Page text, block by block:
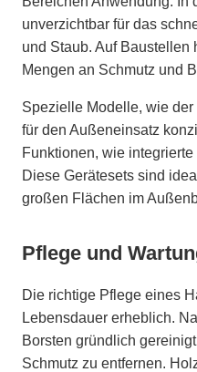
unverzichtbar für das
und Staub. Auf
Mengen an Schmutz und
Spezielle Modelle, wie
für den Außeneinsatz
Funktionen, wie
Diese Gerätesets sind
großen Flächen im
Pflege und
Die richtige Pflege eines
Lebensdauer erheblich.
Borsten gründlich
Schmutz zu entfernen.